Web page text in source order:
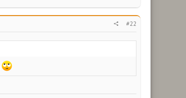
#22